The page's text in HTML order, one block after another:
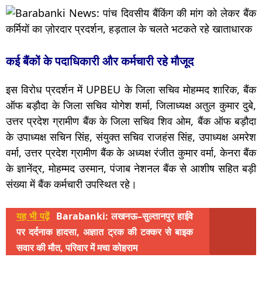
कई बैंकों के पदाधिकारी और कर्मचारी रहे मौजूद
इस विरोध प्रदर्शन में UPBEU के जिला सचिव मोहम्मद शारिक, बैंक
ऑफ बड़ौदा के जिला सचिव योगेश शर्मा, जिलाध्यक्ष अतुल कुमार दुबे,
उत्तर प्रदेश ग्रामीण बैंक के जिला सचिव शिव ओम, बैंक ऑफ बड़ौदा
के उपाध्यक्ष सचिन सिंह, संयुक्त सचिव राजहंस सिंह, उपाध्यक्ष अमरेश
वर्मा, उत्तर प्रदेश ग्रामीण बैंक के अध्यक्ष रंजीत कुमार वर्मा, केनरा बैंक
के ज्ञानेंद्र, मोहम्मद उस्मान, पंजाब नेशनल बैंक से आशीष सहित बड़ी
संख्या में बैंक कर्मचारी उपस्थित रहे।
यह भी पढ़ें Barabanki: लखनऊ–सुल्तानपुर हाईवे
पर दर्दनाक हादसा, अज्ञात ट्रक की टक्कर से बाइक
सवार की मौत, परिवार में मचा कोहराम